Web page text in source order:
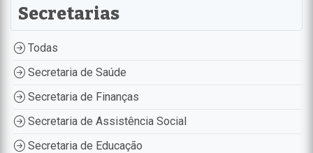
Secretarias
Todas
Secretaria de Saúde
Secretaria de Finanças
Secretaria de Assistência Social
Secretaria de Educação